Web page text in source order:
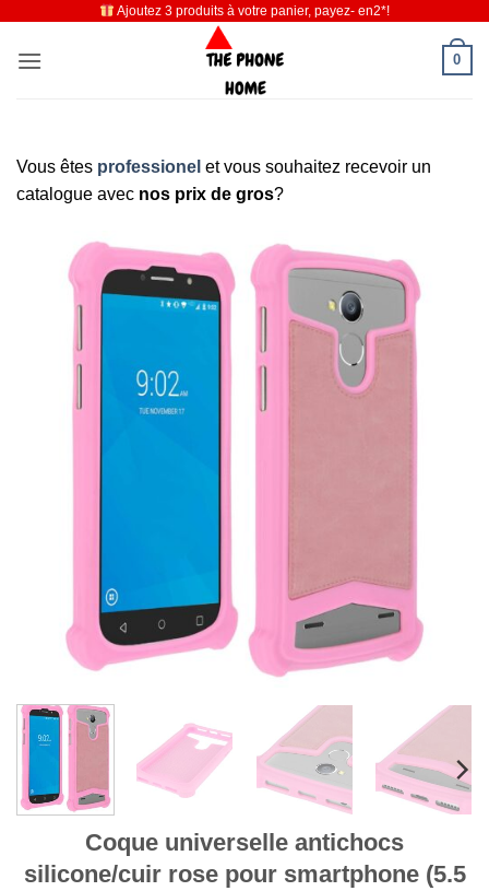
contenu
Ajoutez 3 produits à votre panier, payez- en2*!
0
Vous êtes professionel et vous souhaitez recevoir un
catalogue avec nos prix de gros?
Coque universelle antichocs
silicone/cuir rose pour smartphone (5.5